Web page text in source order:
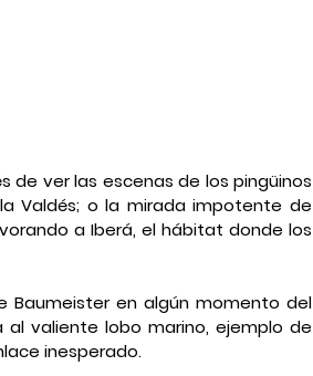
de ver las escenas de los pingüinos
Valdés; o la mirada impotente de
a Iberá, el hábitat donde los
Baumeister en algún momento del
valiente lobo marino, ejemplo de
inesperado.